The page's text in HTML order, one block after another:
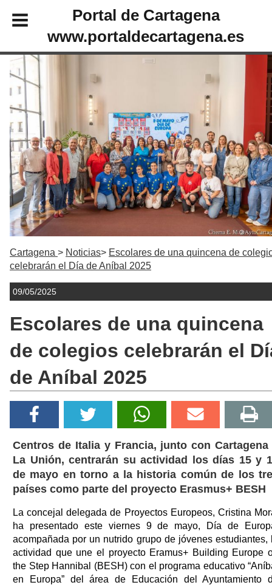
Portal de Cartagena
www.portaldecartagena.es
Cartagena Noticias
Escolares de una quincena de
celebrarán el Día de Aníbal 2025
09/05/2025
Escolares de una quincena
de colegios celebrarán el
de Aníbal 2025
Centros de Italia y Francia, junto con Cartagena
La Unión, centrarán su actividad los días 15 y
de mayo en torno a la historia común de los
países como parte del proyecto Erasmus+ BESH
La concejal delegada de Proyectos Europeos, Cristina
ha presentado este viernes 9 de mayo, Día de
acompañada por un nutrido grupo de jóvenes estudiantes,
actividad que une el proyecto Eramus+ Building Europe
the Step Hannibal (BESH) con el programa educativo
en Europa” del área de Educación del Ayuntamiento